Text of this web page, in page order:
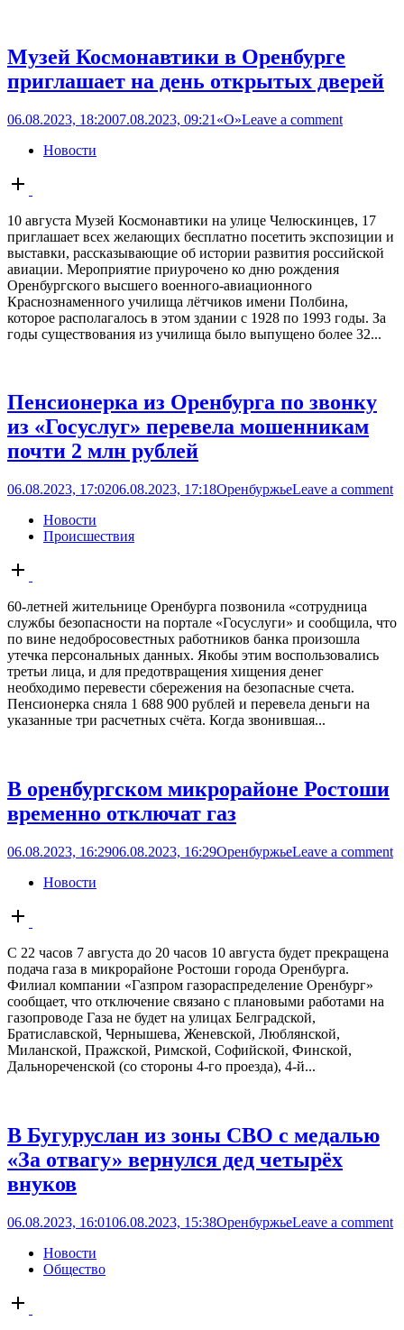
Музей Космонавтики в Оренбурге
приглашает на день открытых дверей
06.08.2023, 18:2007.08.2023, 09:21 «О»Leave a comment
Новости
Open
post
10 августа Музей Космонавтики на улице Челюскинцев, 17
приглашает всех желающих бесплатно посетить экспозиции и
выставки, рассказывающие об истории развития российской
авиации. Мероприятие приурочено ко дню рождения
Оренбургского высшего военного-авиационного
Краснознаменного училища лётчиков имени Полбина,
которое располагалось в этом здании с 1928 по 1993 годы. За
годы существования из училища было выпущено более 32...
Пенсионерка из Оренбурга по звонку
из «Госуслуг» перевела мошенникам
почти 2 млн рублей
06.08.2023, 17:0206.08.2023, 17:18ОренбуржьеLeave a comment
Новости
Происшествия
Open
post
60-летней жительнице Оренбурга позвонила «сотрудница
службы безопасности на портале «Госуслуги» и сообщила, что
по вине недобросовестных работников банка произошла
утечка персональных данных. Якобы этим воспользовались
третьи лица, и для предотвращения хищения денег
необходимо перевести сбережения на безопасные счета.
Пенсионерка сняла 1 688 900 рублей и перевела деньги на
указанные три расчетных счёта. Когда звонившая...
В оренбургском микрорайоне Ростоши
временно отключат газ
06.08.2023, 16:2906.08.2023, 16:29ОренбуржьеLeave a comment
Новости
Open
post
С 22 часов 7 августа до 20 часов 10 августа будет прекращена
подача газа в микрорайоне Ростоши города Оренбурга.
Филиал компании «Газпром газораспределение Оренбург»
сообщает, что отключение связано с плановыми работами на
газопроводе Газа не будет на улицах Белградской,
Братиславской, Чернышева, Женевской, Люблянской,
Миланской, Пражской, Римской, Софийской, Финской,
Дальнореченской (со стороны 4-го проезда), 4-й...
В Бугуруслан из зоны СВО с медалью
«За отвагу» вернулся дед четырёх
внуков
06.08.2023, 16:0106.08.2023, 15:38ОренбуржьеLeave a comment
Новости
Общество
Open
post